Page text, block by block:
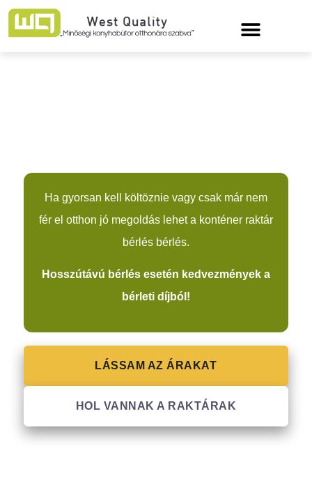
Ha gyorsan kell költöznie vagy csak már nem
fér el otthon jó megoldás lehet a konténer raktár
bérlés bérlés.
Hosszútávú bérlés esetén kedvezmények a
bérleti díjból!
LÁSSAM AZ ÁRAKAT
HOL VANNAK A RAKTÁRAK